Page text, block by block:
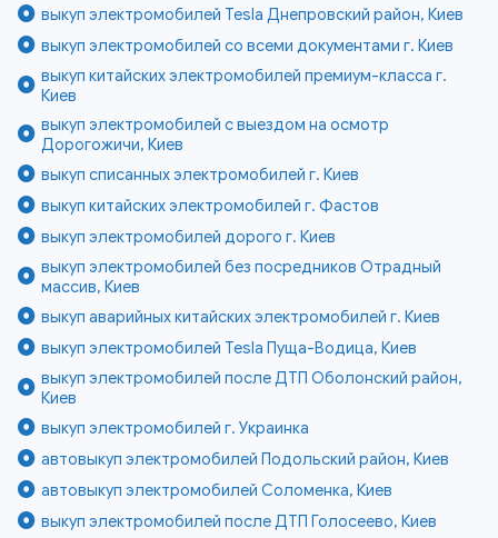
выкуп электромобилей Tesla Днепровский район, Киев
выкуп электромобилей со всеми документами г. Киев
выкуп китайских электромобилей премиум-класса г.
Киев
выкуп электромобилей с выездом на осмотр
Дорогожичи, Киев
выкуп списанных электромобилей г. Киев
выкуп китайских электромобилей г. Фастов
выкуп электромобилей дорого г. Киев
выкуп электромобилей без посредников Отрадный
массив, Киев
выкуп аварийных китайских электромобилей г. Киев
выкуп электромобилей Tesla Пуща-Водица, Киев
выкуп электромобилей после ДТП Оболонский район,
Киев
выкуп электромобилей г. Украинка
автовыкуп электромобилей Подольский район, Киев
автовыкуп электромобилей Соломенка, Киев
выкуп электромобилей после ДТП Голосеево, Киев